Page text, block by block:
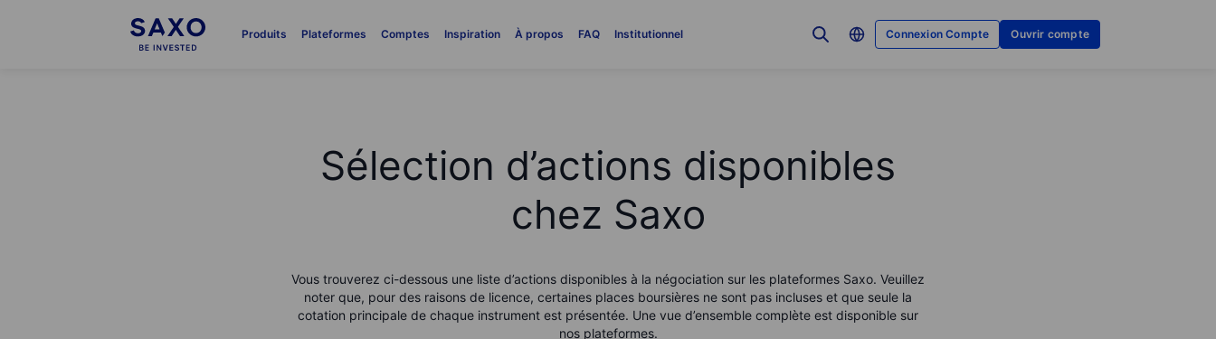
Produits Plateformes Comptes Inspiration À propos FAQ Institutionnel Connexion Compte Ouvrir compte
Sélection d’actions disponibles
chez Saxo
Vous trouverez ci-dessous une liste d’actions disponibles à la négociation sur les plateformes Saxo. Veuillez
noter que, pour des raisons de licence, certaines places boursières ne sont pas incluses et que seule la
cotation principale de chaque instrument est présentée. Une vue d’ensemble complète est disponible sur
nos plateformes.